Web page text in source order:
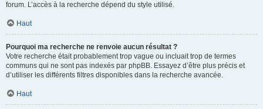
forum. L’accès à la recherche dépend du style utilisé.
Haut
Pourquoi ma recherche ne renvoie aucun résultat ?
Votre recherche était probablement trop vague ou incluait trop de termes
communs qui ne sont pas indexés par phpBB. Essayez d’être plus précis et
d’utiliser les différents filtres disponibles dans la recherche avancée.
Haut